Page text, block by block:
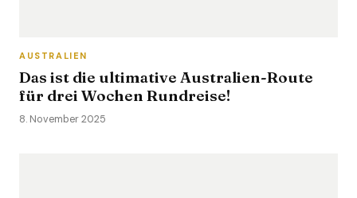
AUSTRALIEN
Das ist die ultimative Australien-Route
für drei Wochen Rundreise!
8. November 2025